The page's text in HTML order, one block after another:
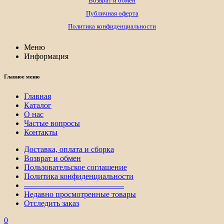
Публичная оферта
Политика конфиденциальности
Меню
Информация
Главное меню
Главная
Каталог
О нас
Частые вопросы
Контакты
Доставка, оплата и сборка
Возврат и обмен
Пользовательское соглашение
Политика конфиденциальности
————————————–
Недавно просмотренные товары
Отследить заказ
0